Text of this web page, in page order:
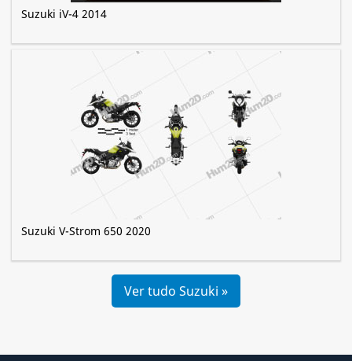
Suzuki iV-4 2014
Suzuki V-Strom 650 2020
Ver tudo Suzuki »